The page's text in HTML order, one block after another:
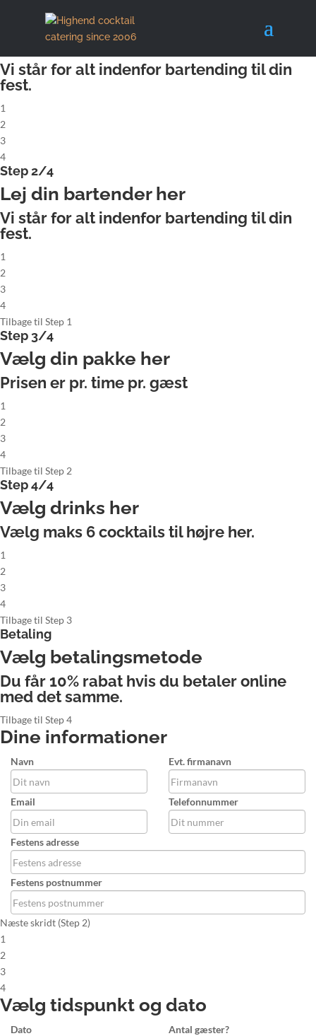
Step 1/4
Lej komplet cocktailbar
Vi står for alt indenfor bartending til din
fest.
1
2
3
4
Step 2/4
Lej din bartender her
Vi står for alt indenfor bartending til din
fest.
1
2
3
4
Tilbage til Step 1
Step 3/4
Vælg din pakke her
Prisen er pr. time pr. gæst
1
2
3
4
Tilbage til Step 2
Step 4/4
Vælg drinks her
Vælg maks 6cocktails til højre her.
1
2
3
4
Tilbage til Step 3
Betaling
Vælg betalingsmetode
Du får 10% rabat hvis du betaler online
med det samme.
Tilbage til Step 4
Dine informationer
Navn Evt. firmanavn
Email Telefonnummer
Festens adresse
Festens postnummer
Næste skridt (Step 2)
1
2
3
4
Vælg tidspunkt og dato
Dato Antal gæster?